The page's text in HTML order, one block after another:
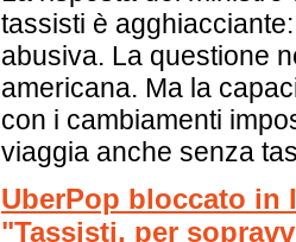
tassisti è
abusiva. La questione
americana. Ma la
con i cambiamenti
viaggia anche senza
UberPop bloccato in
"Tassisti, per